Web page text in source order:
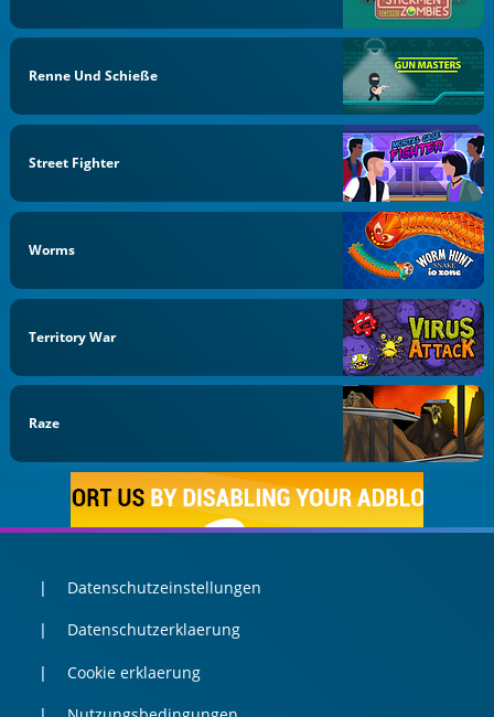
Renne Und Schieße
Street Fighter
Worms
Territory War
Raze
Datenschutzeinstellungen
Datenschutzerklaerung
Cookie erklaerung